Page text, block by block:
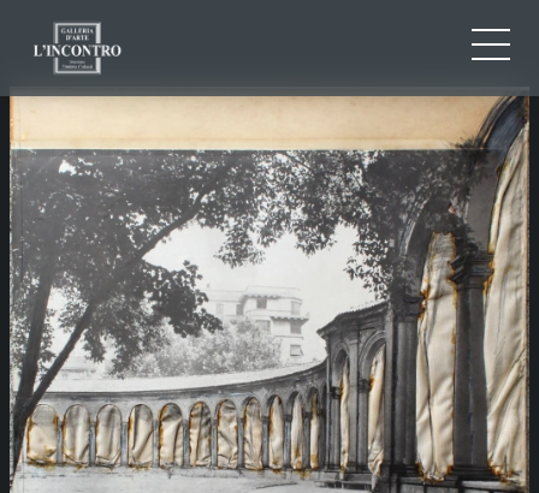
IT
EN
FR
NEWS ED EVENTI
ARTISTI E OPERE
MOSTRE
CONTATTI